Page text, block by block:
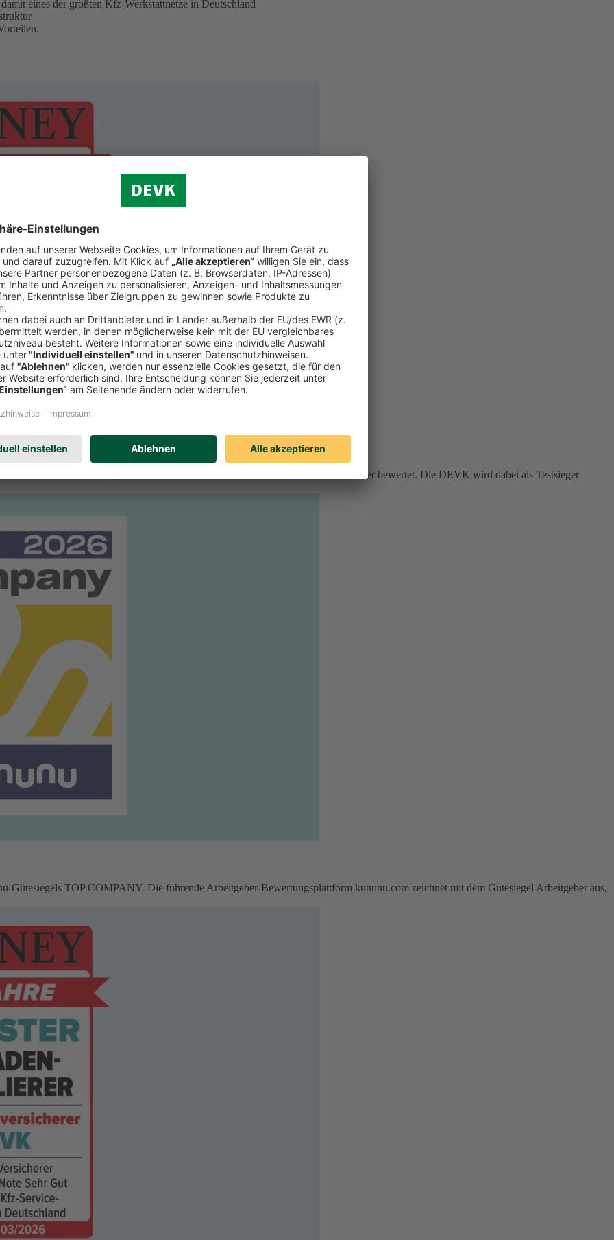
eines der größten Kfz-Werkstattnetze in Deutschland
Zeitschrift Focus-Money die Verbraucherfreundlichkeit deutscher Serviceversicherer bewertet. Die DEVK wird dabei als Testsieger
Gütesiegels TOP COMPANY. Die führende Arbeitgeber-Bewertungsplattform kununu.com zeichnet mit dem Gütesiegel Arbeitgeber aus,